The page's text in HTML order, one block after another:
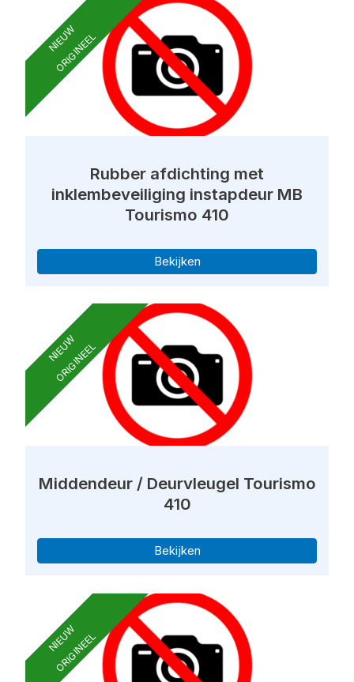
NIEUW
ORIGINEEL
Rubber afdichting met
inklembeveiliging instapdeur MB
Tourismo 410
Bekijken
NIEUW
ORIGINEEL
Middendeur / Deurvleugel Tourismo
410
Bekijken
NIEUW
ORIGINEEL